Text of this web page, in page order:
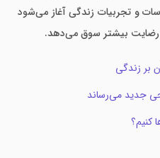
و تجربیات زندگی آغاز می‌شود
بیشتر سوق می‌دهد.
بر زندگی
جدید می‌رساند
کنیم؟